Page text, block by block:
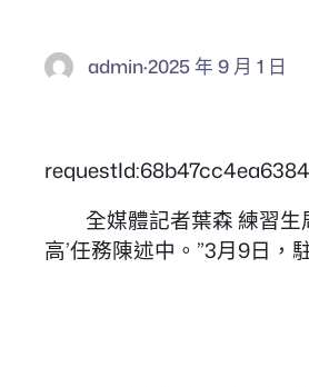
admin·2025 年 9 月 1 日
全媒體記者葉森 練習
高’任務陳述中。”3月9日